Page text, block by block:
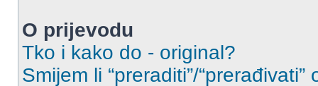
O prijevodu
Tko i kako do - original?
Smijem li “preraditi”/